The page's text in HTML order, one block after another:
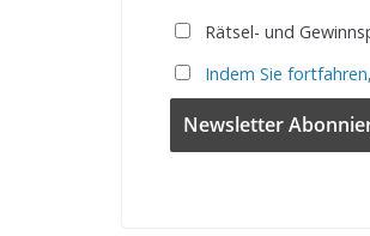
Rätsel- und
Indem Sie